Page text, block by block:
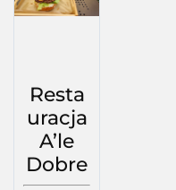
Resta
uracja
A’le
Dobre